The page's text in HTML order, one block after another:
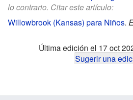
lo contrario. Citar este artículo:
Willowbrook (Kansas) para Niños.
Última edición el 17 oct
Sugerir una